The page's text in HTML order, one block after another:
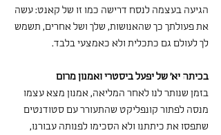
הגיעה בעצמה לנסח דרישה כמו זו של קאנט: עשה
את פעולתך כך שהאנושות, שלך ושל אחרים, תשמש
לך לעולם גם כתכלית ולא כאמצעי בלבד.
בכיתה יא' של יפעל ביסטרי ואמנון מרום
בזמן שנותר לנו לאחר המליאה, אמנון מצא עצמו
מנסה לפתור קונפליקט שהתעורר עם סטודנטים
שתפסו את כיתתנו ולא הסכימו לפנותה עבורנו,